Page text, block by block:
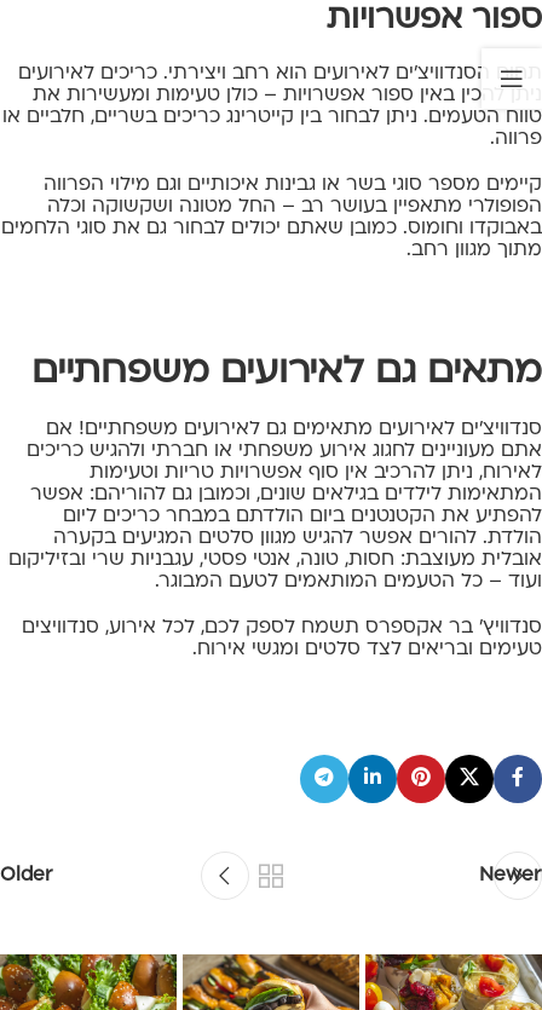
ספור אפשרויות
תחום הסנדוויצ'ים לאירועים הוא רחב ויצירתי. כריכים לאירועים
ניתן להכין באין ספור אפשרויות – כולן טעימות ומעשירות את
טווח הטעמים. ניתן לבחור בין קייטרינג כריכים בשריים, חלביים או
פרווה.
קיימים מספר סוגי בשר או גבינות איכותיים וגם מילוי הפרווה
הפופולרי מתאפיין בעושר רב – החל מטונה ושקשוקה וכלה
באבוקדו וחומוס. כמובן שאתם יכולים לבחור גם את סוגי הלחמים
מתוך מגוון רחב.
מתאים גם לאירועים משפחתיים
סנדוויצ'ים לאירועים מתאימים גם לאירועים משפחתיים! אם
אתם מעוניינים לחגוג אירוע משפחתי או חברתי ולהגיש כריכים
לאירוח, ניתן להרכיב אין סוף אפשרויות טריות וטעימות
המתאימות לילדים בגילאים שונים, וכמובן גם להוריהם: אפשר
להפתיע את הקטנטנים ביום הולדתם במבחר כריכים ליום
הולדת. להורים אפשר להגיש מגוון סלטים המגיעים בקערה
אובלית מעוצבת: חסות, טונה, אנטי פסטי, עגבניות שרי ובזיליקום
ועוד – כל הטעמים המותאמים לטעם המבוגר.
סנדוויץ' בר אקספרס תשמח לספק לכם, לכל אירוע, סנדוויצים
טעימים ובריאים לצד סלטים ומגשי אירוח.
Newer
Older